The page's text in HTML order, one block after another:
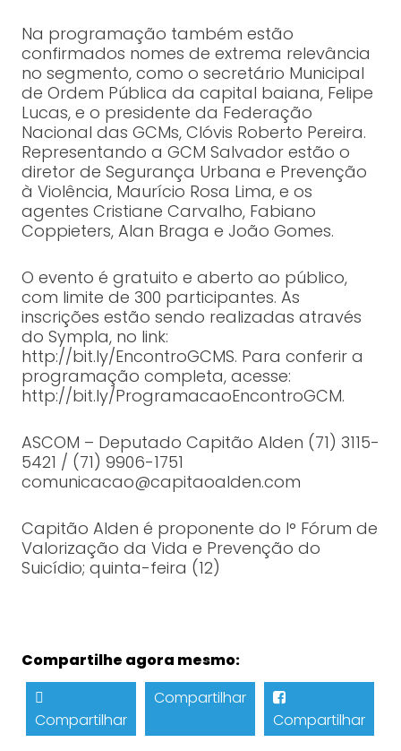
Na programação também estão
confirmados nomes de extrema relevância
no segmento, como o secretário Municipal
de Ordem Pública da capital baiana, Felipe
Lucas, e o presidente da Federação
Nacional das GCMs, Clóvis Roberto Pereira.
Representando a GCM Salvador estão o
diretor de Segurança Urbana e Prevenção
à Violência, Maurício Rosa Lima, e os
agentes Cristiane Carvalho, Fabiano
Coppieters, Alan Braga e João Gomes.
O evento é gratuito e aberto ao público,
com limite de 300 participantes. As
inscrições estão sendo realizadas através
do Sympla, no link:
http://bit.ly/EncontroGCMS. Para conferir a
programação completa, acesse:
http://bit.ly/ProgramacaoEncontroGCM.
ASCOM – Deputado Capitão Alden (71) 3115-
5421 / (71) 9906-1751
comunicacao@capitaoalden.com
Capitão Alden é proponente do I° Fórum de
Valorização da Vida e Prevenção do
Suicídio; quinta-feira (12)
Compartilhe agora mesmo:
Compartilhar
Compartilhar
Compartilhar